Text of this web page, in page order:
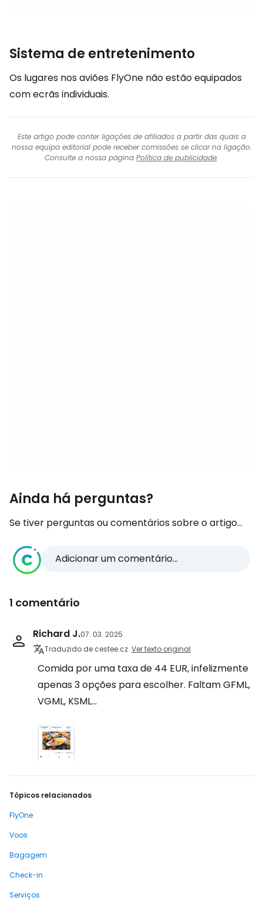
Sistema de entretenimento
Os lugares nos aviões FlyOne não estão equipados
com ecrãs individuais.
Este artigo pode conter ligações de afiliados a partir das quais a
nossa equipa editorial pode receber comissões se clicar na ligação.
Consulte a nossa página Política de publicidade.
Ainda há perguntas?
Se tiver perguntas ou comentários sobre o artigo...
Adicionar um comentário...
1 comentário
Richard J.07. 03. 2025
Traduzido de cestee.cz Ver texto original
Comida por uma taxa de 44 EUR, infelizmente
apenas 3 opções para escolher. Faltam GFML,
VGML, KSML...
Tópicos relacionados
FlyOne
Voos
Bagagem
Check-in
Serviços